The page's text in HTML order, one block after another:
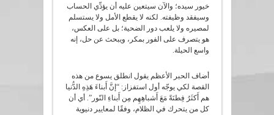
خيور سيده؛ والآن سيتعين عليه أن يؤدِّي الحساب
وسيفقد وظيفته. لكنه لا يقطع الأمل ولا يستسلم
لمصيره ولا يلعب دور الضحية؛ بل على العكس،
هو يتصرف على الفور بمكر، ويبحث عن حل، إنه
واسع الحيلة.
أضاف الحبر الأعظم يقول انطلق يسوع من هذه
القصة لكي يوجّه أول استفزاز: “إنَّ أَبناءَ هَذِهِ الدُّنيا
هم أَكثَرُ فِطنَةً مَعَ أَشباهِهِم مِن أَبناءِ النّور”. أي أن
كل من يتحرك في الظلام، وفقًا لمعايير دنيوية